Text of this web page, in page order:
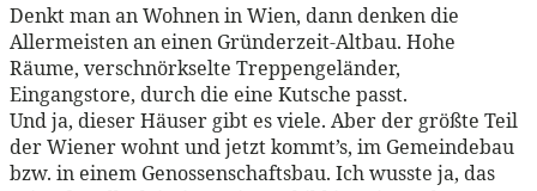
Denkt man an Wohnen in Wien, dann denken die
Allermeisten an einen Gründerzeit-Altbau. Hohe
Räume, verschnörkselte Treppengeländer,
Eingangstore, durch die eine Kutsche passt.
Und ja, dieser Häuser gibt es viele. Aber der größte Teil
der Wiener wohnt und jetzt kommt’s, im Gemeindebau
bzw. in einem Genossenschaftsbau. Ich wusste ja, das